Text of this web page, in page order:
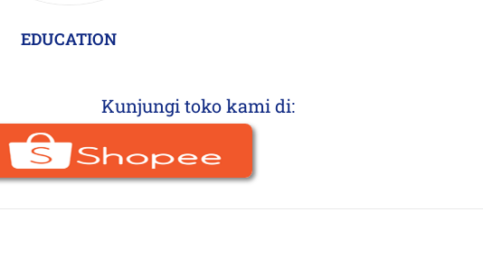
EDUCATION
Kunjungi toko kami di: